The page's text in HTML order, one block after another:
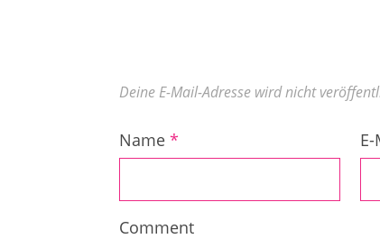
Deine E-Mail-Adresse wird nicht
Name *
Comment